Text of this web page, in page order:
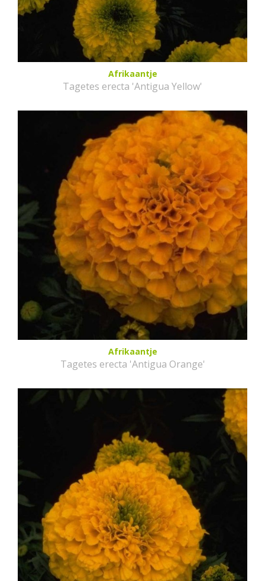
Afrikaantje
Tagetes erecta 'Antigua Yellow'
Afrikaantje
Tagetes erecta 'Antigua Orange'